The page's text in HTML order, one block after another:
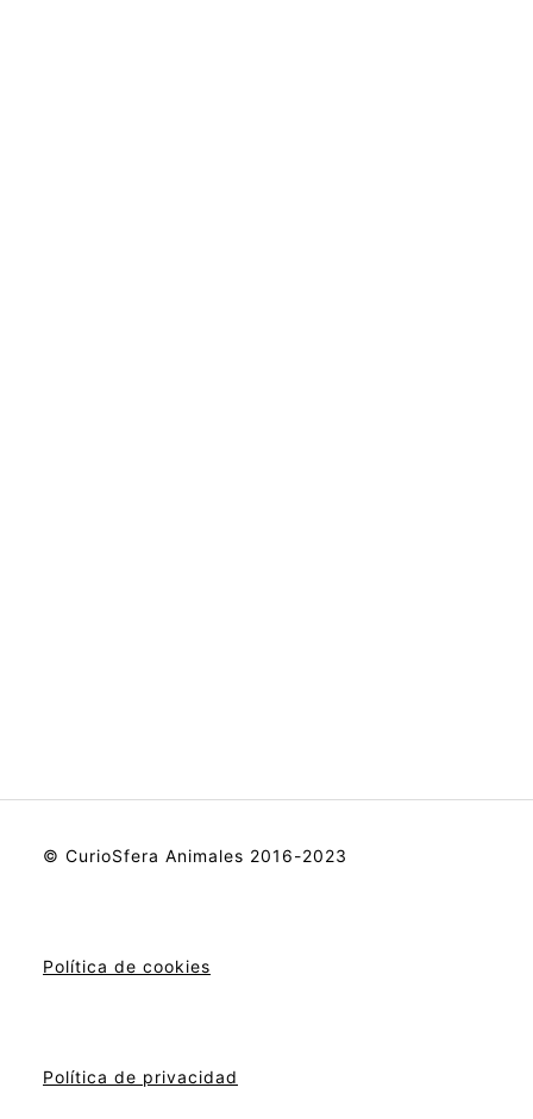
© CurioSfera Animales 2016-2023
Política de cookies
Política de privacidad